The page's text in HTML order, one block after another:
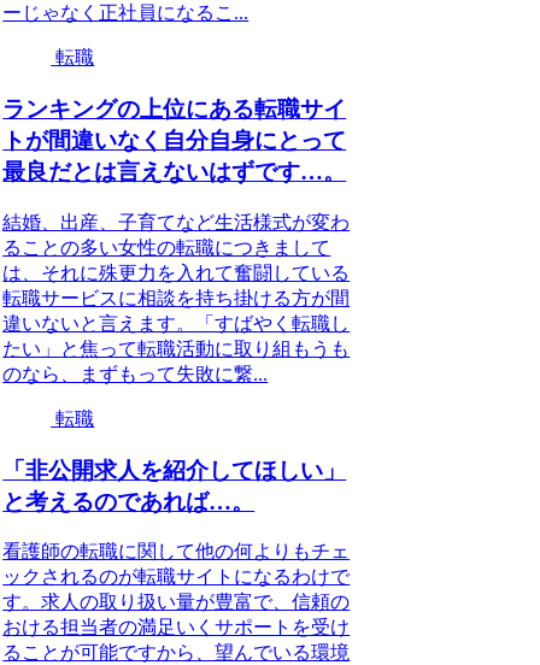
ーじゃなく正社員になるこ...
転職
ランキングの上位にある転職サイ
トが間違いなく自分自身にとって
最良だとは言えないはずです…。
結婚、出産、子育てなど生活様式が変わ
ることの多い女性の転職につきまして
は、それに殊更力を入れて奮闘している
転職サービスに相談を持ち掛ける方が間
違いないと言えます。「すばやく転職し
たい」と焦って転職活動に取り組もうも
のなら、まずもって失敗に繋...
転職
「非公開求人を紹介してほしい」
と考えるのであれば…。
看護師の転職に関して他の何よりもチェ
ックされるのが転職サイトになるわけで
す。求人の取り扱い量が豊富で、信頼の
おける担当者の満足いくサポートを受け
ることが可能ですから、望んでいる環境